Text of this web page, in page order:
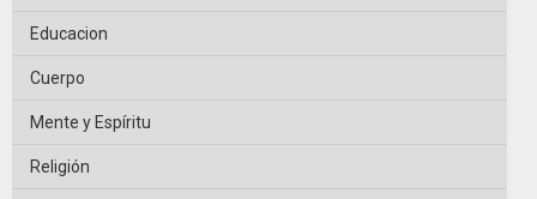
Educacion
Cuerpo
Mente y Espíritu
Religión